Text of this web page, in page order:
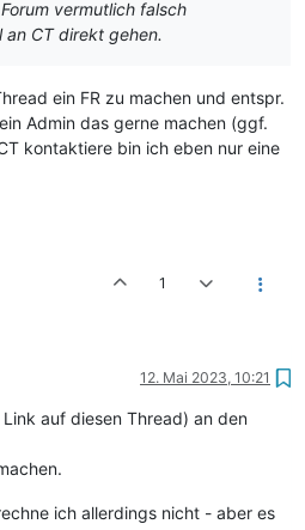
vermutlich falsch
CT direkt gehen.
ein FR zu machen und entspr.
Admin das gerne machen (ggf.
kontaktiere bin ich eben nur eine
1
12. Mai 2023, 10:21
auf diesen Thread) an den
ich allerdings nicht - aber es